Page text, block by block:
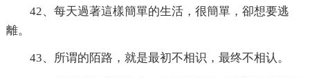
42、每天過著這樣簡單的生活，很簡單，卻想要逃
離。
43、所谓的陌路，就是最初不相识，最终不相认。